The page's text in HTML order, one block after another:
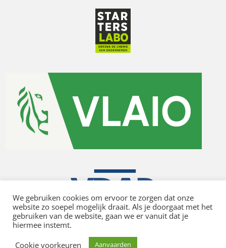
Privacy policy
We gebruiken cookies om ervoor te zorgen dat onze
website zo soepel mogelijk draait. Als je doorgaat met het
gebruiken van de website, gaan we er vanuit dat je
hiermee instemt.
Cookie voorkeuren
Aanvaarden